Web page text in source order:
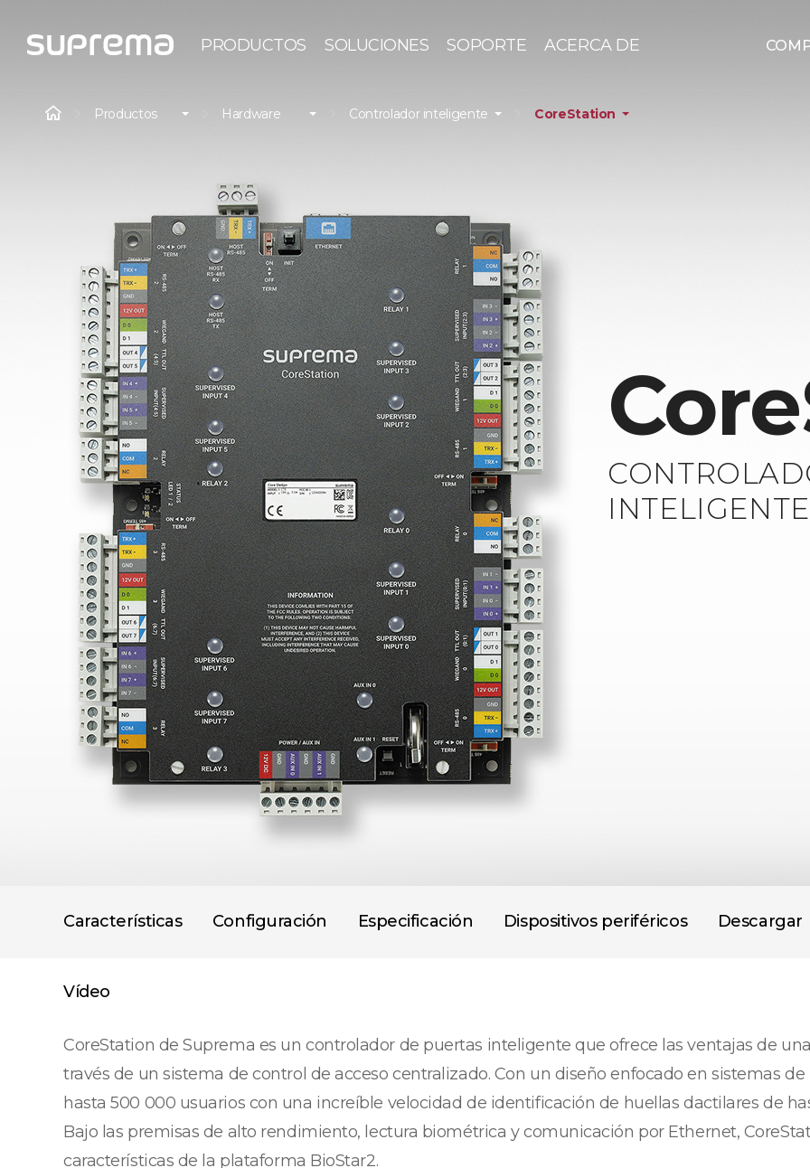
PRODUCTOS SOLUCIONES SOPORTE ACERCA DE
INTELIGENTE
Productos Hardware Controlador inteligente CoreStation
Características Configuración Especificación Dispositivos periféricos Descargar
Vídeo
CoreStation de Suprema es un controlador de puertas inteligente que ofrece las ventajas de
través de un sistema de control de acceso centralizado. Con un diseño enfocado en sistemas
hasta 500 000 usuarios con una increíble velocidad de identificación de huellas dactilares de
Bajo las premisas de alto rendimiento, lectura biométrica y comunicación por Ethernet,
características de la plataforma BioStar2.